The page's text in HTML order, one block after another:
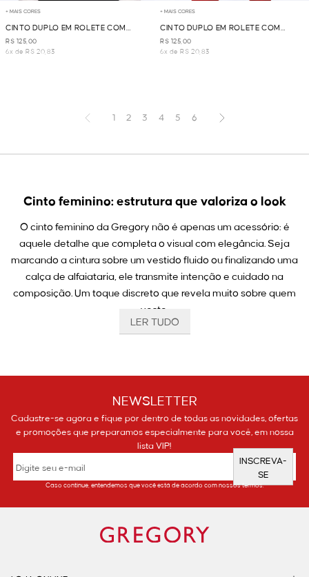
+ MAIS CORES
CINTO DUPLO EM ROLETE COM
FIVELA - PRETO
R$ 125,00
6x de R$ 20,83
+ MAIS CORES
CINTO DUPLO EM ROLETE COM
FIVELA - CARAMELO
R$ 125,00
6x de R$ 20,83
1 2 3 4 5 6
Cinto feminino: estrutura que valoriza o look
O cinto feminino da Gregory não é apenas um acessório: é
aquele detalhe que completa o visual com elegância. Seja
marcando a cintura sobre um vestido fluido ou finalizando uma
calça de alfaiataria, ele transmite intenção e cuidado na
composição. Um toque discreto que revela muito sobre quem
veste.
preza por qualidade e estilo atemporal. Em tons clássicos
como caramelo e preto, ele estrutura o look com presença,
sem perder a leveza. Um ótimo aliado para o dia a dia de
profissionais que sabem que elegância está também nos
Cintos femininos: equilíbrio e proporção no
LER TUDO
NEWSLETTER
Cadastre-se agora e fique por dentro de todas as novidades, ofertas
e promoções que preparamos especialmente para você, em nossa
lista VIP!
INSCREVA-
SE
Caso continue, entendemos que você está de acordo com nossos termos.